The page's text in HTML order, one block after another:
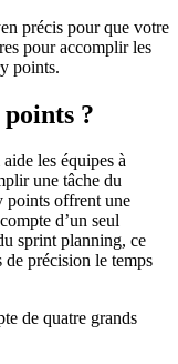
précis pour que votre
pour accomplir les
points.
?
les équipes à
une tâche du
points offrent une
d’un seul
sprint planning, ce
précision le temps
de quatre grands